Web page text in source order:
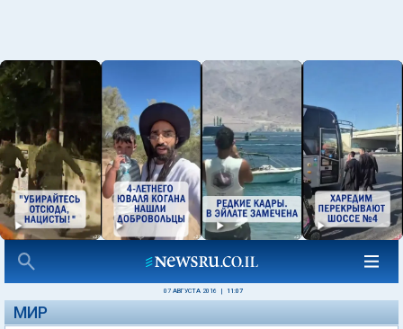
07 АВГУСТА 2016 11:07
МИР